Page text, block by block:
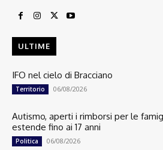
ULTIME
IFO nel cielo di Bracciano
Territorio 06/08/2026
Autismo, aperti i rimborsi per le
estende fino ai 17 anni
Politica 06/08/2026